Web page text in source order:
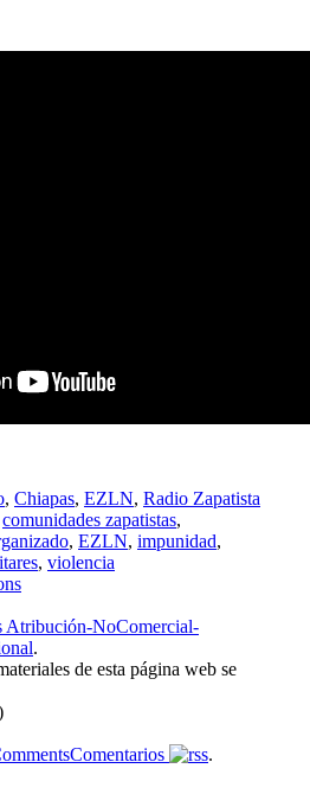
, Chiapas, EZLN, Radio Zapatista
comunidades zapatistas,
, EZLN, impunidad,
, violencia
Atribución-NoComercial-
.
de esta página web se
Comentarios .